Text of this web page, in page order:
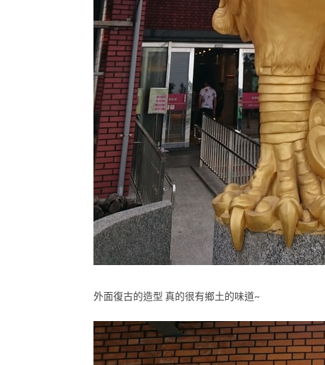
外面復古的造型 真的很有鄉土的味道~